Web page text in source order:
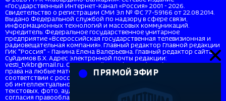
«Государственный Интернет-Канал «Россия» 2001 - 2026.
Свидетельство о регистрации СМИ Эл № ФС 77-59166 от 22.08.2014.
Выдано Федеральной службой по надзору в сфере связи,
информационных технологий и массовых коммуникаций.
Учредитель: Федеральное государственное унитарное
предприятие «Всероссийская государственная телевизионная и
радиовещательная компания». Главный редактор Главной редакции
ГИК "Россия" - Панина Елена Валерьевна. Главный редактор сайта
Суйдимов Б.Х. Адрес электронной почты редакции:
vesti_tvkbr@mail.ru. Справочный телефон: +7 (8662) 40-36-33. Все
права на любые материалы, опубликованные на сайте, защищены в
соответствии с российским и международным законодательством
об интеллектуальной собственности. Любое использование
текстовых, фото, аудио и видеоматериалов возможно только с
согласия правообладателя (ВГТРК). Для детей старше 16 лет (16+).
ПРЯМОЙ ЭФИР